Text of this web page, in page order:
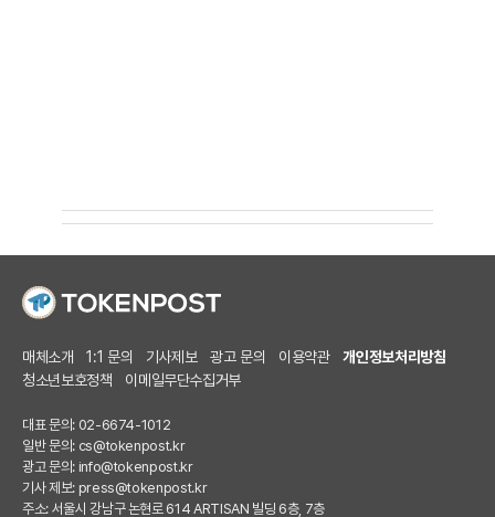
매체소개 1:1 문의 기사제보 광고 문의 이용약관
개인정보처리방침
청소년보호정책
이메일무단수집거부
대표 문의: 02-6674-1012
일반 문의: cs@tokenpost.kr
광고 문의: info@tokenpost.kr
기사 제보: press@tokenpost.kr
주소: 서울시 강남구 논현로 614 ARTISAN 빌딩 6층, 7층